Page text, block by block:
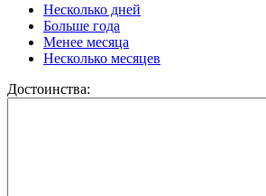
Несколько дней
Больше года
Менее месяца
Несколько месяцев
Достоинства: